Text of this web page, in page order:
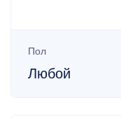
Пол
Любой